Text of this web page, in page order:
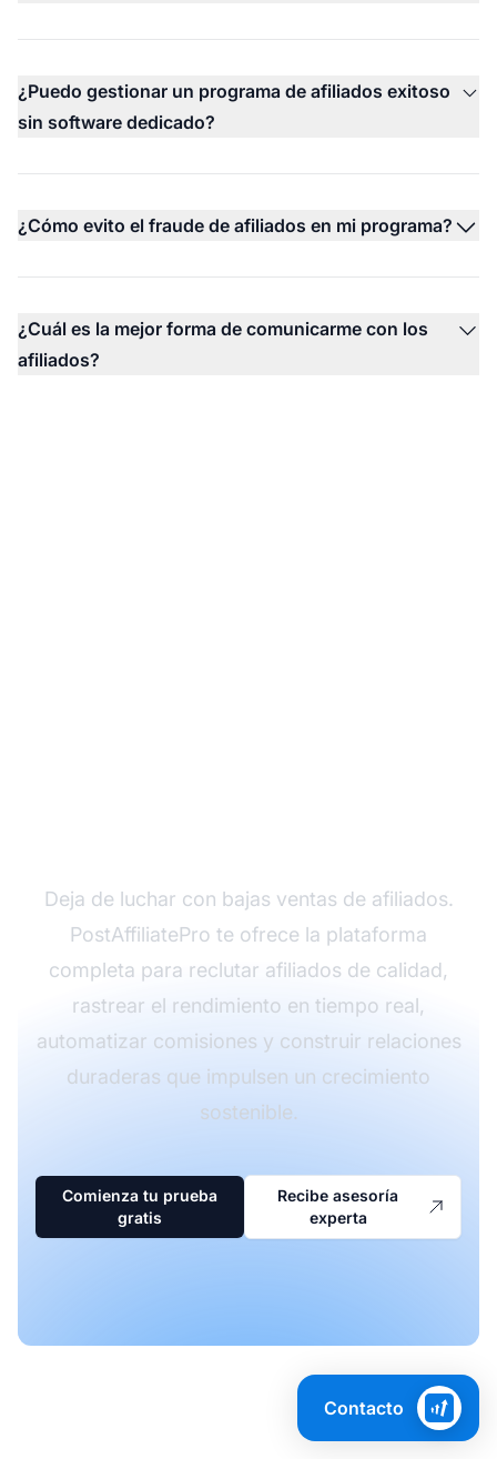
¿Puedo gestionar un programa de afiliados exitoso
sin software dedicado?
¿Cómo evito el fraude de afiliados en mi programa?
¿Cuál es la mejor forma de comunicarme con los
afiliados?
Deja de luchar con bajas ventas de afiliados.
PostAffiliatePro te ofrece la plataforma
completa para reclutar afiliados de calidad,
rastrear el rendimiento en tiempo real,
automatizar comisiones y construir relaciones
duraderas que impulsen un crecimiento
sostenible.
Comienza tu prueba
gratis
Recibe asesoría
experta
Contacto